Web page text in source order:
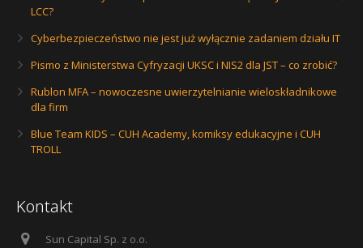
LCC?
Cyberbezpieczeństwo nie jest już wyłącznie zadaniem działu IT
Pismo z Ministerstwa Cyfryzacji UKSC i NIS2 dla JST – co zrobić?
Rublon MFA – nowoczesne uwierzytelnianie wieloskładnikowe
dla firm
Blue Team KIDS – CUH Academy, komiksy edukacyjne i CUH
TROLL
Kontakt
Sun Capital Sp. z o.o.